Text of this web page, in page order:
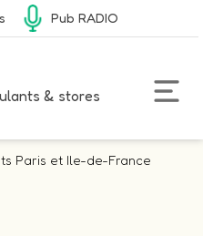
Pub RADIO
& stores
Paris et Ile-de-France